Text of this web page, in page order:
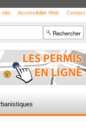
site Accessibilité Web Contact